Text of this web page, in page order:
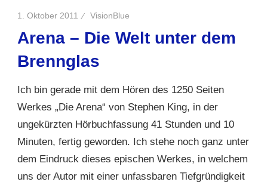
1. Oktober 2011 VisionBlue
Arena – Die Welt unter dem
Brennglas
Ich bin gerade mit dem Hören des 1250 Seiten
Werkes „Die Arena“ von Stephen King, in der
ungekürzten Hörbuchfassung 41 Stunden und 10
Minuten, fertig geworden. Ich stehe noch ganz unter
dem Eindruck dieses epischen Werkes, in welchem
uns der Autor mit einer unfassbaren Tiefgründigkeit